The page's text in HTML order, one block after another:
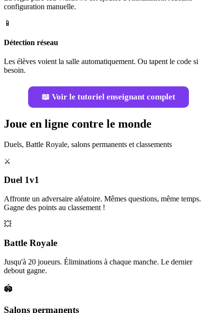
configuration manuelle.
📱
Détection réseau
Les élèves voient la salle automatiquement. Ou tapent le code si
besoin.
📖 Voir le tutoriel enseignant complet
Joue en ligne contre le monde
Duels, Battle Royale, salons permanents et classements
⚔️
Duel 1v1
Affronte un adversaire aléatoire. Mêmes questions, même temps.
Gagne des points au classement !
💥
Battle Royale
Jusqu'à 20 joueurs. Éliminations à chaque manche. Le dernier
debout gagne.
🏟️
Salons permanents